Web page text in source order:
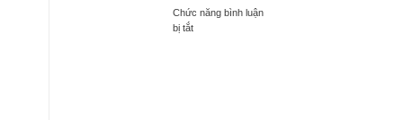
4
người
Chức năng bình luận
bị tắtở